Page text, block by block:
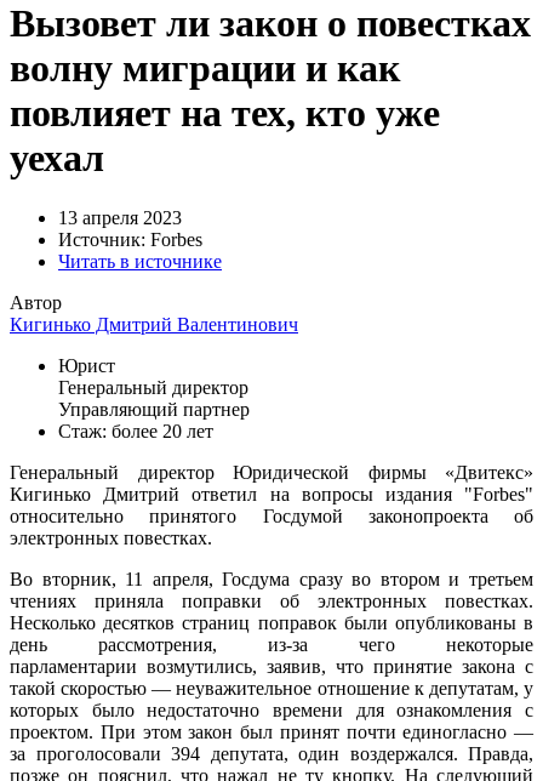
Вызовет ли закон о повестках
волну миграции и как
повлияет на тех, кто уже
уехал
13 апреля 2023
Источник: Forbes
Читать в источнике
Автор
Кигинько Дмитрий Валентинович
Юрист
Генеральный директор
Управляющий партнер
Стаж: более 20 лет
Генеральный директор Юридической фирмы «Двитекс»
Кигинько Дмитрий ответил на вопросы издания "Forbes"
относительно принятого Госдумой законопроекта об
электронных повестках.
Во вторник, 11 апреля, Госдума сразу во втором и третьем
чтениях приняла поправки об электронных повестках.
Несколько десятков страниц поправок были опубликованы в
день рассмотрения, из-за чего некоторые
парламентарии возмутились, заявив, что принятие закона с
такой скоростью — неуважительное отношение к депутатам, у
которых было недостаточно времени для ознакомления с
проектом. При этом закон был принят почти единогласно —
за проголосовали 394 депутата, один воздержался. Правда,
позже он пояснил, что нажал не ту кнопку. На следующий